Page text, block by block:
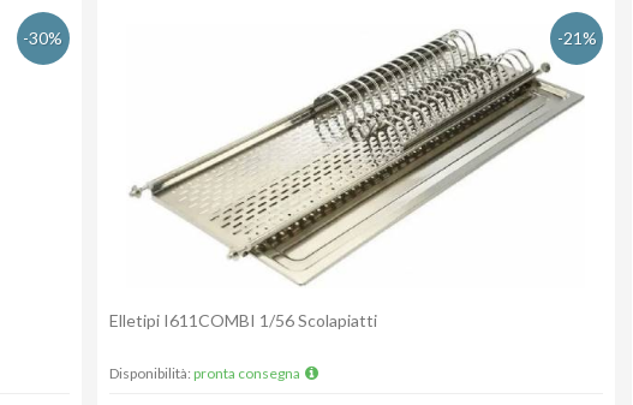
-30% -21%
Elletipi I611COMBI 1/56 Scolapiatti
Disponibilità: pronta consegna